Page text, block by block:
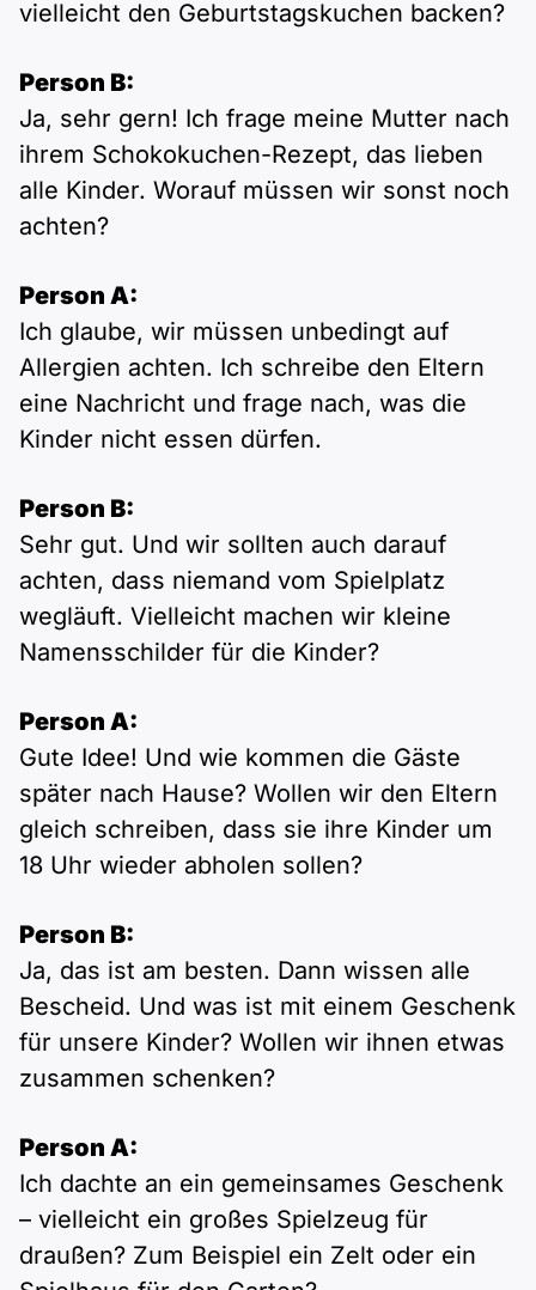
vielleicht den Geburtstagskuchen backen?
Person B:
Ja, sehr gern! Ich frage meine Mutter nach
ihrem Schokokuchen-Rezept, das lieben
alle Kinder. Worauf müssen wir sonst noch
achten?
Person A:
Ich glaube, wir müssen unbedingt auf
Allergien achten. Ich schreibe den Eltern
eine Nachricht und frage nach, was die
Kinder nicht essen dürfen.
Person B:
Sehr gut. Und wir sollten auch darauf
achten, dass niemand vom Spielplatz
wegläuft. Vielleicht machen wir kleine
Namensschilder für die Kinder?
Person A:
Gute Idee! Und wie kommen die Gäste
später nach Hause? Wollen wir den Eltern
gleich schreiben, dass sie ihre Kinder um
18 Uhr wieder abholen sollen?
Person B:
Ja, das ist am besten. Dann wissen alle
Bescheid. Und was ist mit einem Geschenk
für unsere Kinder? Wollen wir ihnen etwas
zusammen schenken?
Person A:
Ich dachte an ein gemeinsames Geschenk
– vielleicht ein großes Spielzeug für
draußen? Zum Beispiel ein Zelt oder ein